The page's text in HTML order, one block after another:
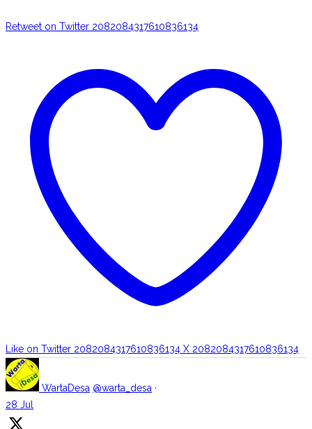
Retweet on Twitter 2082084317610836134
Like on Twitter 2082084317610836134 X 2082084317610836134
WartaDesa @warta_desa ·
28 Jul